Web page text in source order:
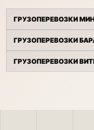
ГРУЗОПЕРЕВОЗКИ
ГРУЗОПЕРЕВОЗКИ
ГРУЗОПЕРЕВОЗКИ